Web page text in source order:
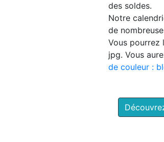
des soldes.
Notre
de
Vous pourrez
jpg. Vous
de couleur :